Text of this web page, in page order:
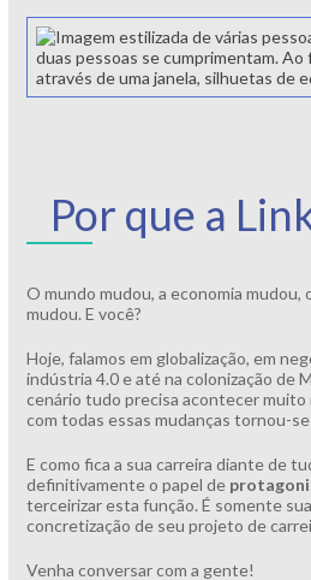
Por que a
O mundo mudou, a economia mudou,
mudou. E você?
Hoje, falamos em globalização, em
indústria 4.0 e até na colonização de
cenário tudo precisa acontecer muito
com todas essas mudanças tornou-
E como fica a sua carreira diante de
definitivamente o papel de
terceirizar esta função. É somente
concretização de seu projeto de
Venha conversar com a gente!